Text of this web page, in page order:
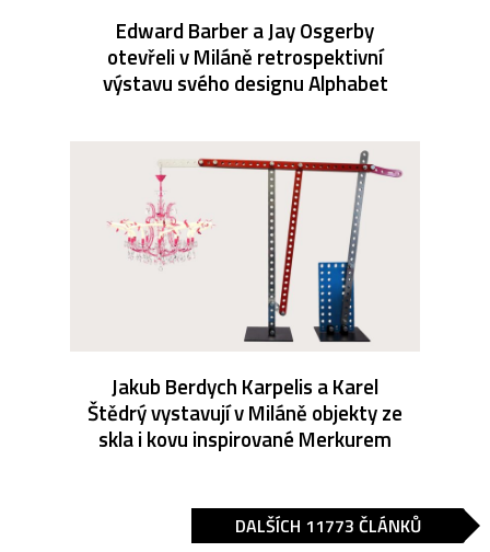
Edward Barber a Jay Osgerby
otevřeli v Miláně retrospektivní
výstavu svého designu Alphabet
Jakub Berdych Karpelis a Karel
Štědrý vystavují v Miláně objekty ze
skla i kovu inspirované Merkurem
DALŠÍCH 11773 ČLÁNKŮ